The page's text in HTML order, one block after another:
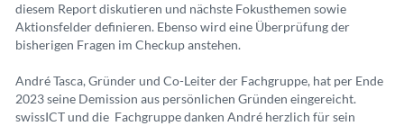
diesem Report diskutieren und nächste Fokusthemen sowie
Aktionsfelder definieren. Ebenso wird eine Überprüfung der
bisherigen Fragen im Checkup anstehen.
André Tasca, Gründer und Co-Leiter der Fachgruppe, hat per Ende
2023 seine Demission aus persönlichen Gründen eingereicht.
swissICT und die Fachgruppe danken André herzlich für sein